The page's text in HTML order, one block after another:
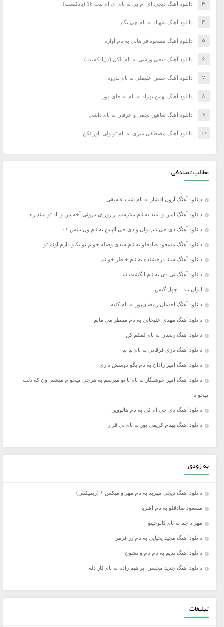
دانلود آهنگ دیجی ای ام بی به نام ای ام بیت 16 (پادکست)
دانلود آهنگ شهیاد به نام چی بگم
دانلود آهنگ مسعود فراهانی به نام آواره
دانلود آهنگ دیجی ورسی به نام الکل 8 (پادکست)
دانلود آهنگ حسن علیقلی به نام بدرود
دانلود آهنگ بهمن بهراد به نام یه جای دور
دانلود آهنگ شاهین نجفی و عرفان به نام داشی
دانلود آهنگ مصطفی میری به نام تو ولی باور نکن
مطالب تصادفی
دانلود آهنگ آرون افشار به نام شب عاشقی
دانلود آهنگ امین و امید به نام میترسم از روزای بارونی آخه من و یاد تو میندازه
دانلود آهنگ دی جی تاپ وان و دی جی آلپاین به نام ول بیتس ۰۱
دانلود آهنگ مسعود صادقلو به نام شدی وصله جونم تو یکیو دارم اونم تو
دانلود آهنگ سینا درخشنده به نام خاطر خواتم
دانلود آهنگ تی دی به نام انگشت نما
ایوان بند – چهل گیس
دانلود آهنگ احسان رمضان‌پور به نام کلبه
دانلود آهنگ مهدی علیخانی به نام منتظر می مانم
دانلود آهنگ رستان به نام کمکم کن
دانلود آهنگ نازی فرقانی به نام بیا بیا
دانلود آهنگ امیر رادان به نام بگو دوسش داری
دانلود آهنگ امیر خوشنگار به نام با تو میرسم به هرچی میخوام میشم اون که دلت
میخواد
دانلود آهنگ دی جی ام کی به نام هالووین
دانلود آهنگ بهنام کریمی پور به نام بی قرار
به زودی
دانلود آهنگ دیجی مهربد به نام مهر و میکس ۱ (ریمیکس)
مسعود صادقلو به نام آهنربا
مهراد جم به نام کاپوچینو
دانلود آهنگ مجید یحیایی به نام رز قرمز
دانلود آهنگ ندیم به نام نام و نشون
دانلود آهنگ جدید محسن ابراهیم زاده به نام کار دله
تبلیغات